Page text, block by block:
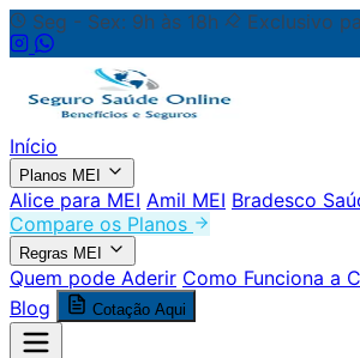
Seg - Sex: 9h às 18h Exclusivo
Início
Planos MEI
Alice para MEI Amil MEI Bradesco
Compare os Planos
Regras MEI
Quem pode Aderir Como Funciona a
Blog
Cotação Aqui